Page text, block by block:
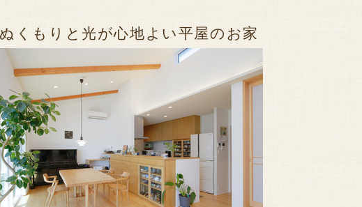
くもりと光が心地よい平屋のお家